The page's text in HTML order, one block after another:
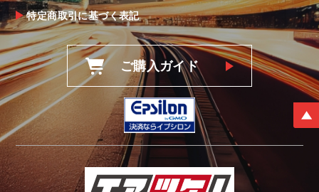
特定商取引に基づく表記
ご購入ガイド